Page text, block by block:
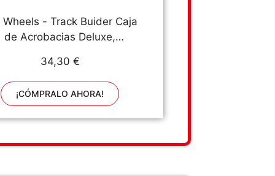
Wheels - Track Buider Caja
de Acrobacias Deluxe,
de Juguete (Mattel
, color/modelo surtido
34,30 €
¡CÓMPRALO AHORA!